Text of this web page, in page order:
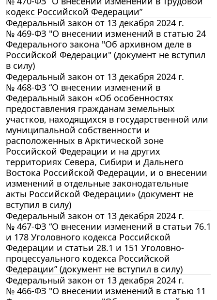
кодекс Российской Федерации”
Федеральный закон от 13 декабря 2024 г.
№ 469-ФЗ "О внесении изменений в статью 24
Федерального закона "Об архивном деле в
Российской Федерации" (документ не вступил
в силу)
Федеральный закон от 13 декабря 2024 г.
№ 468-ФЗ “О внесении изменений в
Федеральный закон «Об особенностях
предоставления гражданам земельных
участков, находящихся в государственной или
муниципальной собственности и
расположенных в Арктической зоне
Российской Федерации и на других
территориях Севера, Сибири и Дальнего
Востока Российской Федерации, и о внесении
изменений в отдельные законодательные
акты Российской Федерации» (документ не
вступил в силу)
Федеральный закон от 13 декабря 2024 г.
№ 467-ФЗ “О внесении изменений в статьи 76.1
и 178 Уголовного кодекса Российской
Федерации и статьи 28.1 и 151 Уголовно-
процессуального кодекса Российской
Федерации” (документ не вступил в силу)
Федеральный закон от 13 декабря 2024 г.
№ 466-ФЗ "О внесении изменений в статью 11